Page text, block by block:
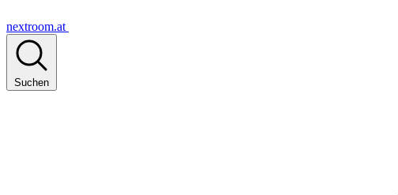
nextroom.at
Suchen